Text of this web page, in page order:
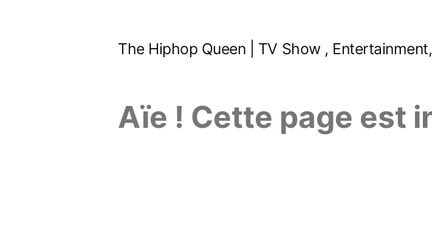
The Hiphop Queen | TV Show ,
Aïe ! Cette page est